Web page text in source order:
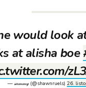
would look
at alisha boe
— 𝓈𝒶𝓂𝓂𝓎 (@shawnruels) 26.